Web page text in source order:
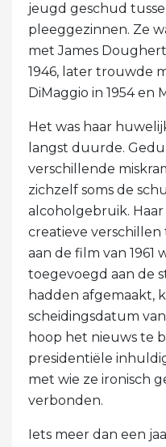
jeugd geschud
pleeggezinnen. Ze
met James
1946, later trouwde
DiMaggio in 1954 en
Het was haar
langst duurde.
verschillende
zichzelf soms de
alcoholgebruik.
creatieve
aan de film van 1961
toegevoegd aan de
hadden afgemaakt,
scheidingsdatum van
hoop het nieuws te
presidentiële
met wie ze ironisch
verbonden.
Iets meer dan een